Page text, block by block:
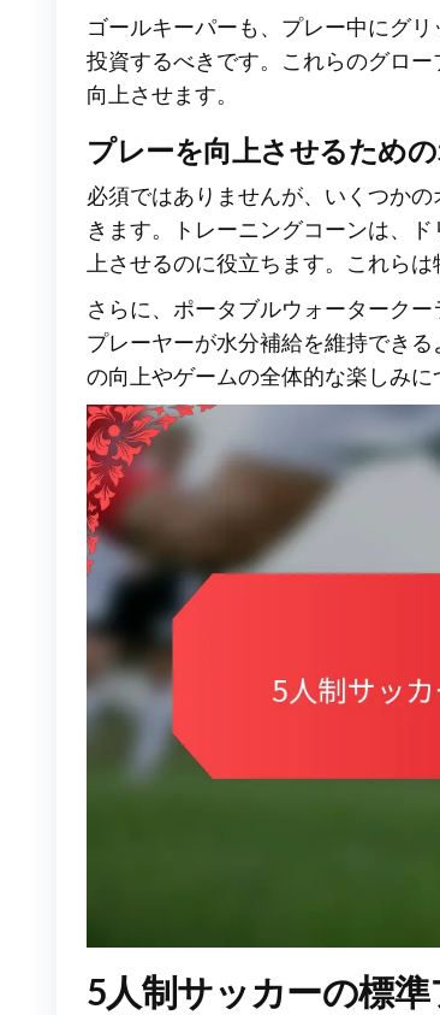
ゴールキーパーも、プレー中にグ
投資するべきです。これらのグロ
向上させます。
プレーを向上させるため
必須ではありませんが、いくつか
きます。トレーニングコーンは、
上させるのに役立ちます。これらは
さらに、ポータブルウォーターク
プレーヤーが水分補給を維持でき
の向上やゲームの全体的な楽しみに
5人制サッカーの標